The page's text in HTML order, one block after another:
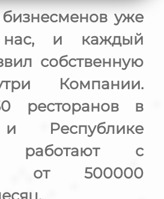
уже
нас, и каждый
собственную
Компании.
ресторанов в
Республике
работают с
от500000